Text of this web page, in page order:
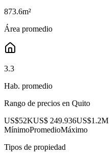
873.6m²
Área promedio
3.3
Hab. promedio
Rango de precios en Quito
US$52KUS$ 249.936US$1.2M
MínimoPromedioMáximo
Tipos de propiedad